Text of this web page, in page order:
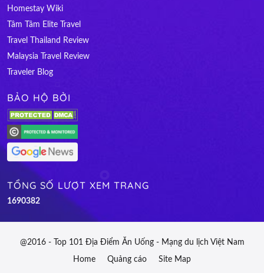
Homestay Wiki
Tâm Tâm Elite Travel
Travel Thailand Review
Malaysia Travel Review
Traveler Blog
BẢO HỘ BỞI
TỔNG SỐ LƯỢT XEM TRANG
1690382
@2016 - Top 101 Địa Điểm Ăn Uống - Mạng du lịch Việt Nam
Home Quảng cáo Site Map